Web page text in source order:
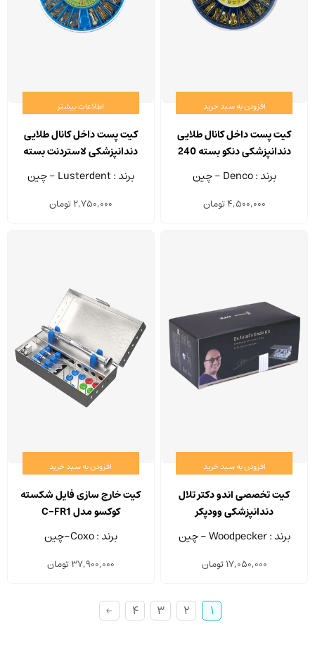
افزودن به سبد خرید
کیت پست داخل کانال طلایی
دندانپزشکی دنکو بسته 240
عددی
برند : Denco - چین
4,500,000تومان
اطلاعات بیشتر
کیت پست داخل کانال طلایی
دندانپزشکی لاستردنت بسته
240 عددی
برند : Lusterdent - چین
2,750,000تومان
افزودن به سبد خرید
کیت تخصصی اندو دکتر تلال
دندانپزشکی وودپکر
برند : Woodpecker - چین
17,050,000تومان
افزودن به سبد خرید
کیت خارج سازی فایل شکسته
کوکسو مدل C-FR1
برند : Coxo-چین
37,900,000تومان
1
2
3
4
←